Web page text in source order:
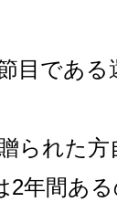
目であ
られた方
2年間あ